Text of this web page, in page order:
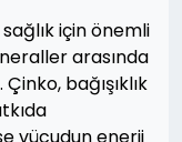
için önemli
arasında
bağışıklık